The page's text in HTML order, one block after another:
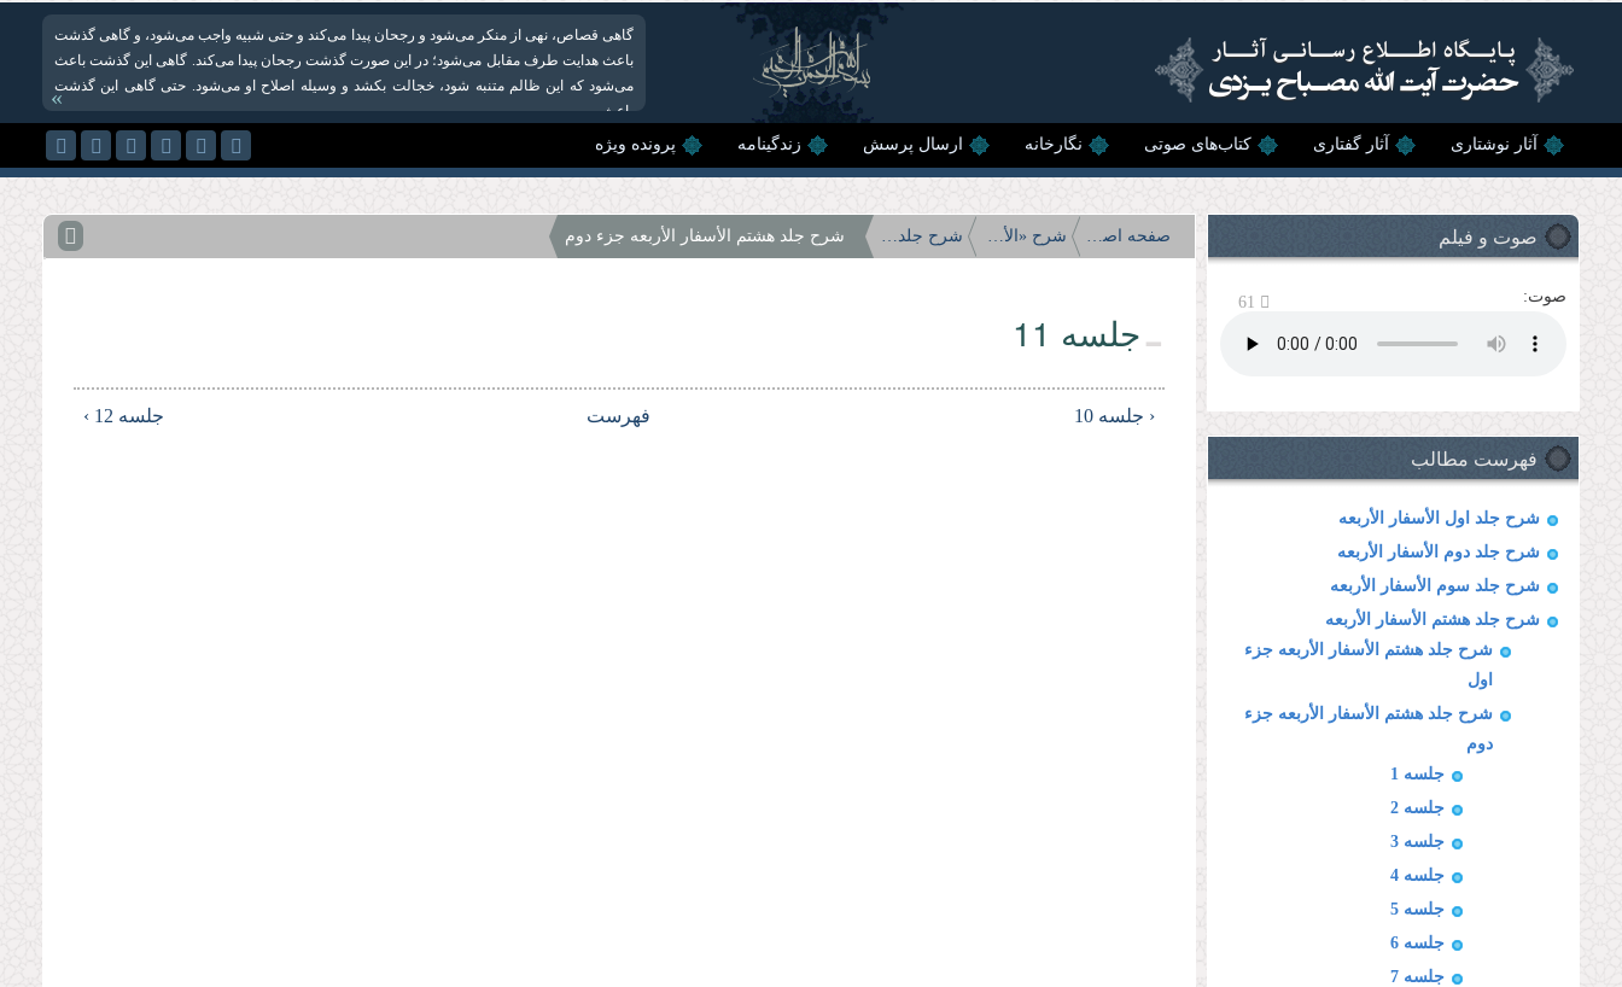
گاهی قصاص، نهی از منکر می‌شود و رجحان پیدا می‌کند و حتی شبیه واجب می‌شود، و گاهی گذشت
باعث هدایت طرف مقابل می‌شود؛ در این صورت گذشت رجحان پیدا می‌کند. گاهی این گذشت باعث
می‌شود که این ظالم متنبه شود، خجالت بکشد و وسیله اصلاح او می‌شود. حتی گاهی این گذشت
باعث...
»
آثار نوشتاری آثار گفتاری کتاب‌های صوتی نگارخانه ارسال پرسش زندگینامه پرونده ویژه
صوت و فیلم
صوت:
فهرست مطالب
شرح جلد اول الأسفار الأربعه
شرح جلد دوم الأسفار الأربعه
شرح جلد سوم الأسفار الأربعه
شرح جلد هشتم الأسفار الأربعه
شرح جلد هشتم الأسفار الأربعه جزء
اول
شرح جلد هشتم الأسفار الأربعه جزء
دوم
جلسه 1
جلسه 2
جلسه 3
جلسه 4
جلسه 5
جلسه 6
جلسه 7
صفحه اصلی شرح «الأسفار الأربعه» شرح جلد هشتم الأسفار الأربعه شرح جلد هشتم الأسفار الأربعه جزء دوم
جلسه 11
‹ جلسه 10 فهرست جلسه 12 ›